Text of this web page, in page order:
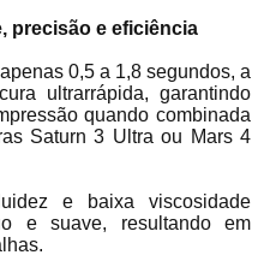
precisão e eficiência
0,5 a 1,8 segundos, a
ultrarrápida, garantindo
quando combinada
Saturn 3 Ultra ou Mars 4
e baixa viscosidade
e suave, resultando em